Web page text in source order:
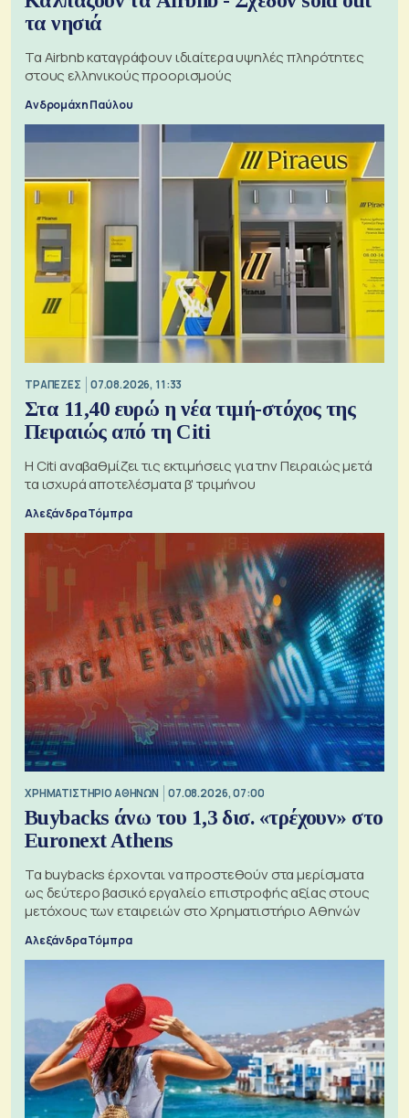
τα νησιά
Τα Airbnb καταγράφουν ιδιαίτερα υψηλές πληρότητες
στους ελληνικούς προορισμούς
Ανδρομάχη Παύλου
ΤΡΑΠΕΖΕΣ 07.08.2026, 11:33
Στα 11,40 ευρώ η νέα τιμή-στόχος της
Πειραιώς από τη Citi
Η Citi αναβαθμίζει τις εκτιμήσεις για την Πειραιώς μετά
τα ισχυρά αποτελέσματα β' τριμήνου
Αλεξάνδρα Τόμπρα
XΡΗΜΑΤΙΣΤΗΡΙΟ ΑΘΗΝΩΝ 07.08.2026, 07:00
Buybacks άνω του 1,3 δισ. «τρέχουν» στο
Euronext Athens
Τα buybacks έρχονται να προστεθούν στα μερίσματα
ως δεύτερο βασικό εργαλείο επιστροφής αξίας στους
μετόχους των εταιρειών στο Χρηματιστήριο Αθηνών
Αλεξάνδρα Τόμπρα